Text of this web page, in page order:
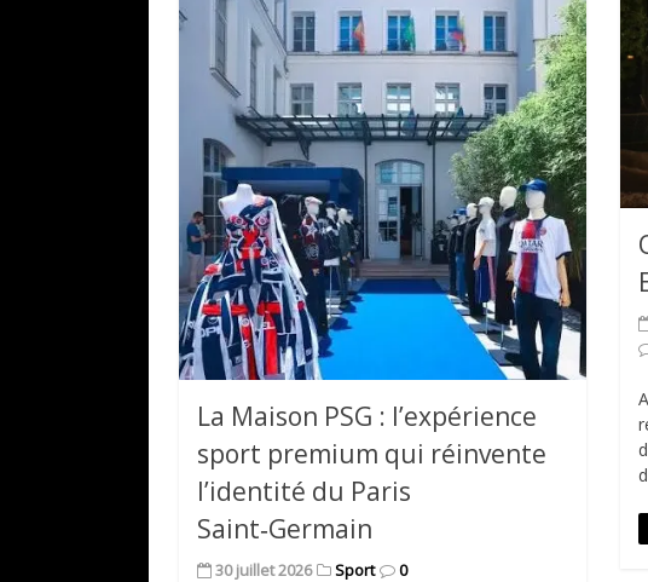
La Maison PSG : l’expérience
sport premium qui réinvente
l’identité du Paris
Saint‑Germain
30 juillet 2026 Sport 0